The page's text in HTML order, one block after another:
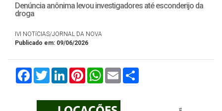
Denúncia anônima levou investigadores até esconderijo da
droga
IVI NOTíCIAS/JORNAL DA NOVA
Publicado em: 09/06/2026
FacebookTwitterLinkedInPinterestWhatsApp
Email